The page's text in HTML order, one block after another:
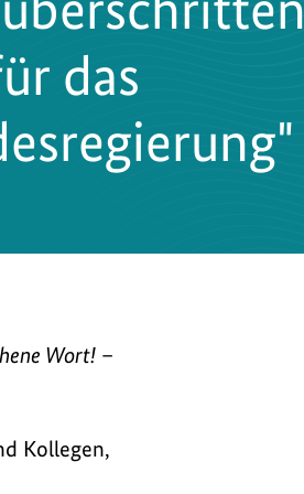
das
Wort! –
Kollegen,